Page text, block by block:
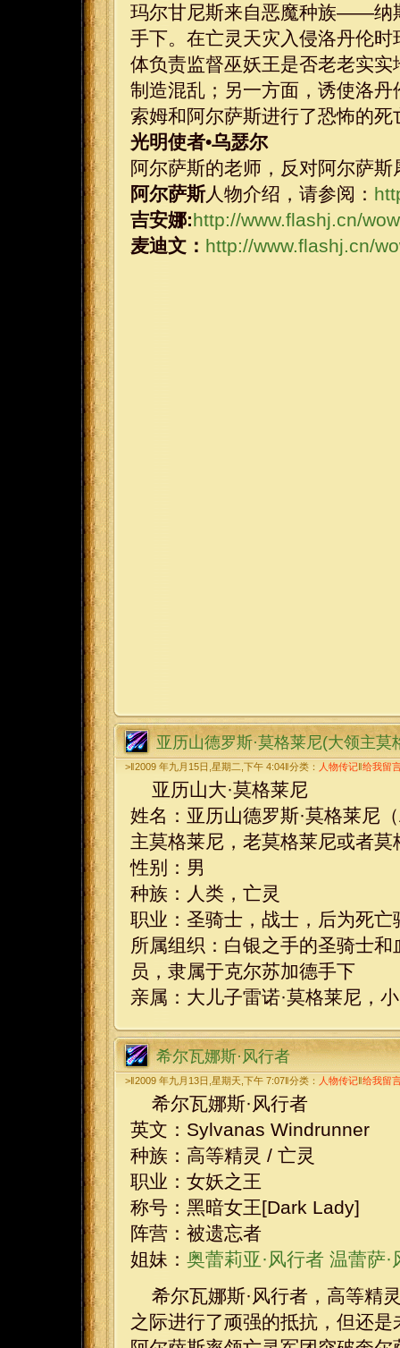
玛尔甘尼斯来自恶魔种族——纳
手下。在亡灵天灾入侵洛丹伦
体负责监督巫妖王是否老老实
制造混乱；另一方面，诱使洛
索姆和阿尔萨斯进行了恐怖的死
光明使者•乌瑟尔
阿尔萨斯的老师，反对阿尔萨斯
阿尔萨斯人物介绍，请参阅：
吉安娜:http://www.flashj.cn/
麦迪文： http://www.flashj.cn/
亚历山德罗斯·莫格莱尼(大领主莫
>‖2009 年九月15日,星期二,下午 4:04‖分类： 人物传记‖给我留
亚历山大·莫格莱尼
姓名：亚历山德罗斯·莫格莱尼
主莫格莱尼，老莫格莱尼或者
性别：男
种族：人类，亡灵
职业：圣骑士，战士，后为死亡
所属组织：白银之手的圣骑士
员，隶属于克尔苏加德手下
亲属：大儿子雷诺·莫格莱尼，
希尔瓦娜斯·风行者
>‖2009 年九月13日,星期天,下午 7:07‖分类： 人物传记‖给我留
希尔瓦娜斯·风行者
英文：Sylvanas Windrunner
种族：高等精灵 / 亡灵
职业：女妖之王
称号：黑暗女王[Dark Lady]
阵营：被遗忘者
姐妹： 奥蕾莉亚·风行者 温蕾萨·
希尔瓦娜斯·风行者，高等精
之际进行了顽强的抵抗，但还